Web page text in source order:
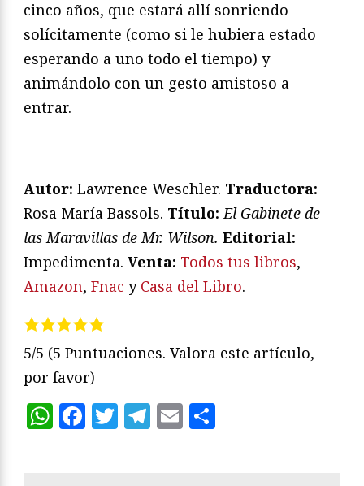
cinco años, que estará allí sonriendo
solícitamente (como si le hubiera estado
esperando a uno todo el tiempo) y
animándolo con un gesto amistoso a
entrar.
—————————————
Autor: Lawrence Weschler. Traductora:
Rosa María Bassols. Título: El Gabinete de
las Maravillas de Mr. Wilson. Editorial:
Impedimenta. Venta: Todos tus libros,
Amazon, Fnac y Casa del Libro.
5/5 (5 Puntuaciones. Valora este artículo,
por favor)
WhatsApp
Facebook
Twitter
Telegram
Email